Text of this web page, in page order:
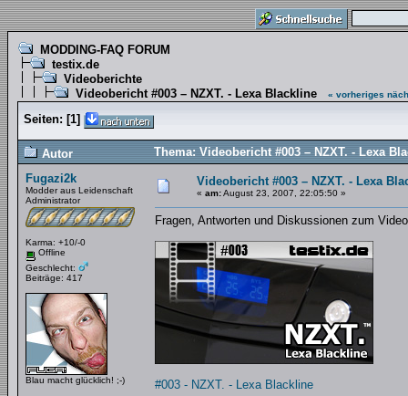
MODDING-FAQ FORUM
testix.de
Videoberichte
Videobericht #003 – NZXT. - Lexa Blackline
« vorheriges
Seiten: [1]
Autor
Thema: Videobericht #003 – NZXT. - Lexa
Fugazi2k
Modder aus Leidenschaft
Administrator
Karma: +10/-0
Offline
Geschlecht:
Beiträge: 417
Blau macht glücklich! ;-)
Videobericht #003 – NZXT. - Lexa
« am:August 23, 2007, 22:05:50 »
Fragen, Antworten und Diskussionen zum
#003 - NZXT. - Lexa Blackline